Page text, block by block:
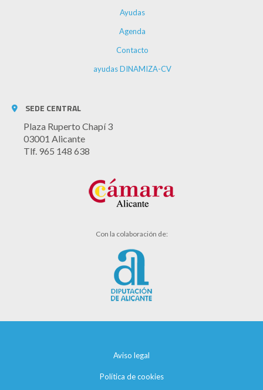
Ayudas
Agenda
Contacto
ayudas DINAMIZA-CV
SEDE CENTRAL
Plaza Ruperto Chapí 3
03001 Alicante
Tlf. 965 148 638
Con la colaboración de:
Aviso legal
Política de cookies